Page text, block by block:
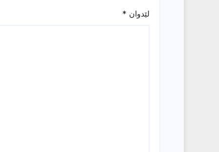
لێدوان *